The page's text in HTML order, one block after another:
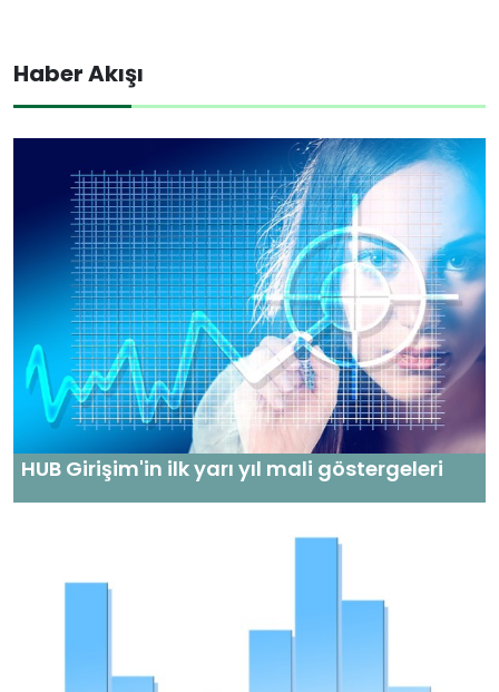
Haber Akışı
HUB Girişim'in ilk yarı yıl mali göstergeleri